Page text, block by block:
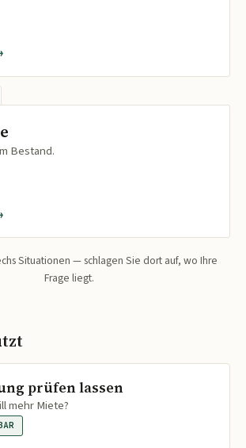
Bestand.
Situationen — schlagen Sie dort auf, wo Ihre
Frage liegt.
prüfen lassen
mehr Miete?